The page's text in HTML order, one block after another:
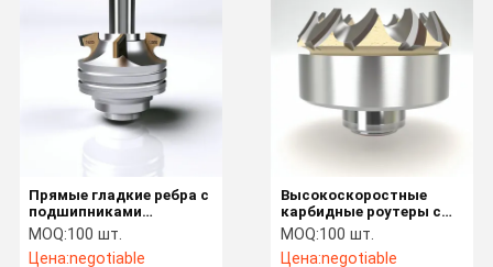
Высокоскоростные
карбидные роутеры с
прямыми гладкими
краями
MOQ:100 шт.
Цена:negotiable
Прямые гладкие ребра с
подшипниками
маршрутизатора
промышленного класса
с высокоскоростным
MOQ:100 шт.
Цена:negotiable